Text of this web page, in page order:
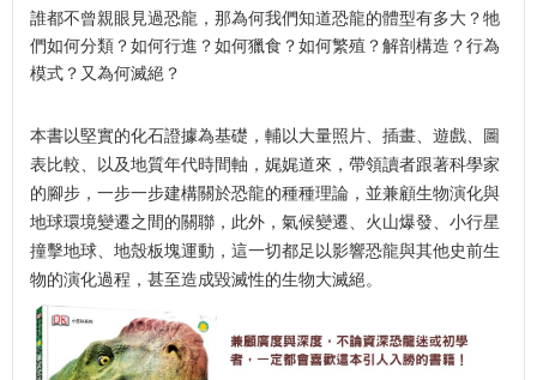
誰都不曾親眼見過恐龍，那為何我們知道恐龍的體型有多大？牠
們如何分類？如何行進？如何獵食？如何繁殖？解剖構造？行為
模式？又為何滅絕？
本書以堅實的化石證據為基礎，輔以大量照片、插畫、遊戲、圖
表比較、以及地質年代時間軸，娓娓道來，帶領讀者跟著科學家
的腳步，一步一步建構關於恐龍的種種理論，並兼顧生物演化與
地球環境變遷之間的關聯，此外，氣候變遷、火山爆發、小行星
撞擊地球、地殼板塊運動，這一切都足以影響恐龍與其他史前生
物的演化過程，甚至造成毀滅性的生物大滅絕。